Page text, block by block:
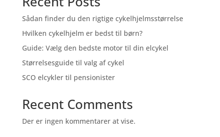
Sådan finder du den rigtige cykelhjelmsstørrelse
Hvilken cykelhjelm er bedst til børn?
Guide: Vælg den bedste motor til din elcykel
Størrelsesguide til valg af cykel
SCO elcykler til pensionister
Recent Comments
Der er ingen kommentarer at vise.